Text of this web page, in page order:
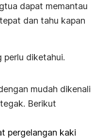
dapat memantau
dan tahu kapan
perlu diketahui.
mudah dikenali
Berikut
pergelangan kaki